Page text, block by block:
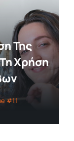
Της
Χρήση
#11